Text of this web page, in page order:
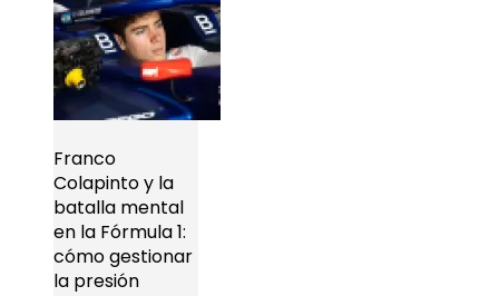
Franco
Colapinto y la
batalla mental
en la Fórmula 1:
cómo gestionar
la presión